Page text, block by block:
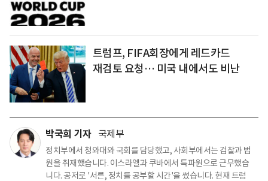
트럼프, FIFA회장에게 레드카드
재검토 요청… 미국 내에서도 비난
박국희 기자 국제부
정치부에서 청와대와 국회를 담당했고, 사회부에서는 검찰과 법
원을 취재했습니다. 이스라엘과 쿠바에서 특파원으로 근무했습
니다. 공저로 '서른, 정치를 공부할 시간'을 썼습니다. 현재 트럼